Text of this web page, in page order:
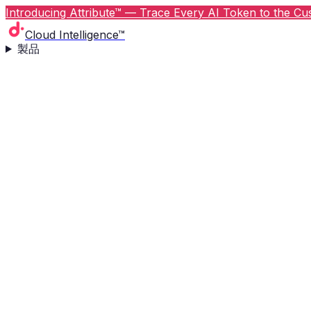
Introducing Attribute™ — Trace Every AI Token to the
Cloud Intelligence™
製品